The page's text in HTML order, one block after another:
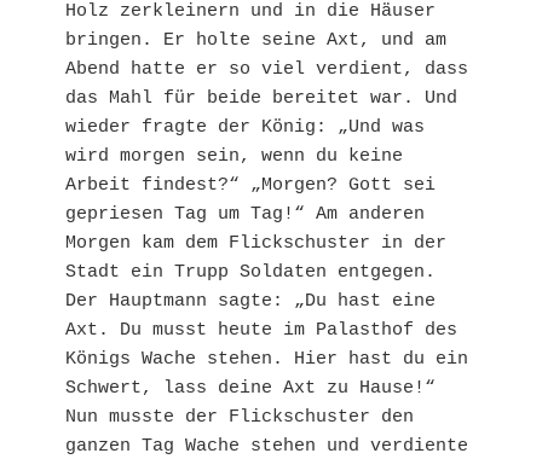
Holz zerkleinern und in die Häuser
bringen. Er holte seine Axt, und am
Abend hatte er so viel verdient, dass
das Mahl für beide bereitet war. Und
wieder fragte der König: „Und was
wird morgen sein, wenn du keine
Arbeit findest?“ „Morgen? Gott sei
gepriesen Tag um Tag!“ Am anderen
Morgen kam dem Flickschuster in der
Stadt ein Trupp Soldaten entgegen.
Der Hauptmann sagte: „Du hast eine
Axt. Du musst heute im Palasthof des
Königs Wache stehen. Hier hast du ein
Schwert, lass deine Axt zu Hause!“
Nun musste der Flickschuster den
ganzen Tag Wache stehen und verdiente